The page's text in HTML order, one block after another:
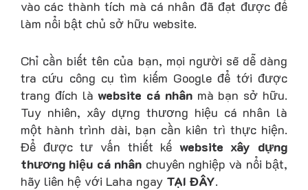
vào các thành tích mà cá nhân đã đạt được để
làm nổi bật chủ sở hữu website.
Chỉ cần biết tên của bạn, mọi người sẽ dễ dàng
tra cứu công cụ tìm kiếm Google để tới được
trang đích làwebsite cá nhânmà bạn sở hữu.
Tuy nhiên, xây dựng thương hiệu cá nhân là
một hành trình dài, bạn cần kiên trì thực hiện.
Để được tư vấn thiết kế website xây dựng
thương hiệu cá nhân chuyên nghiệp và nổi bật,
hãy liên hệ với Laha ngay TẠI ĐÂY.